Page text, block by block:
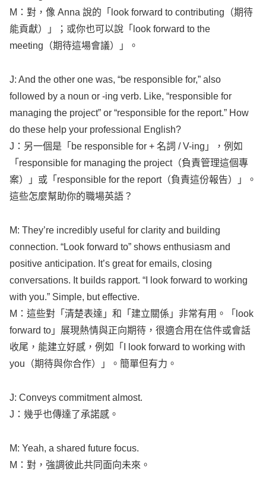
M：對，像 Anna 說的「 look forward to contributing （期待
能貢獻）」；或你也可以說「 look forward to the
meeting （期待這場會議）」。
J: And the other one was, “be responsible for,” also
followed by a noun or -ing verb. Like, “responsible for
managing the project” or “responsible for the report.” How
do these help your professional English?
J：另一個是「be responsible for + 名詞 /V-ing 」，例如
「 responsible for managing the project（負責管理這個專
案）」或「 responsible for the report（負責這份報告）」。
這些怎麼幫助你的職場英語？
M: They’re incredibly useful for clarity and building
connection. “Look forward to” shows enthusiasm and
positive anticipation. It’s greatfor emails, closing
conversations. It builds rapport. “I look forward to working
with you.” Simple, buteffective.
M：這些對「清楚表達」和「建立關係」非常有用。「 look
forward to」展現熱情與正向期待，很適合用在信件或會話
收尾，能建立好感，例如「I
look forward to working with
you（期待與你合作）」。簡單但有力。
J: Conveys commitment almost.
J：幾乎也傳達了承諾感。
M: Yeah, a shared future focus.
M：對，強調彼此共同面向未來。